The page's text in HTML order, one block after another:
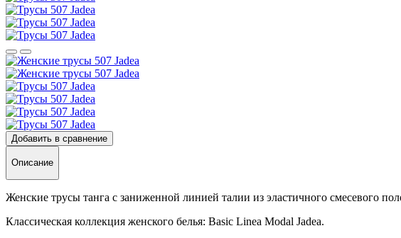
Добавить в сравнение
Описание
Женские трусы танга с заниженной линией талии из эластичного смесевого
Классическая коллекция женского белья: Basic Linea Modal Jadea.